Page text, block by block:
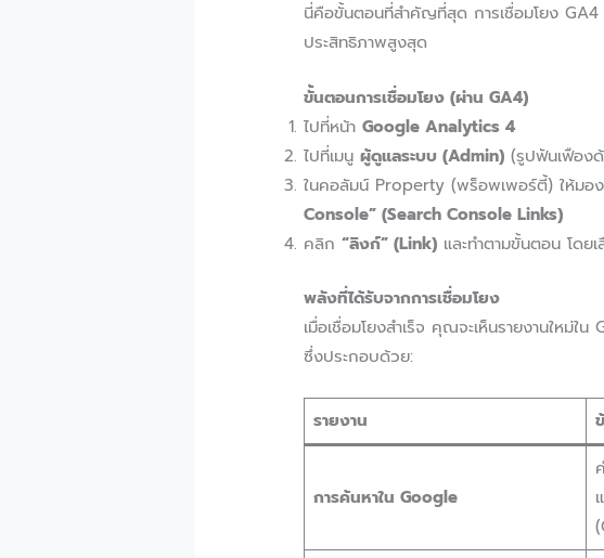
นี่คือขั้นตอนที่สำคัญที่สุด การเชื่อมโยง
ประสิทธิภาพสูงสุด
ขั้นตอนการเชื่อมโยง (ผ่าน GA4)
ไปที่หน้าGoogle Analytics 4
ไปที่เมนูผู้ดูแลระบบ (Admin) (รูปฟันเฟือง
ในคอลัมน์ Property (พร็อพเพอร์ตี้) ให้มอ
Console” (Search Console Links)
คลิก“ลิงก์” (Link) และทำตามขั้นตอน โด
พลังที่ได้รับจากการเชื่อมโยง
เมื่อเชื่อมโยงสำเร็จ คุณจะเห็นรายงานใหม่ใ
ซึ่งประกอบด้วย:
รายงาน
การค้นหาใน Google